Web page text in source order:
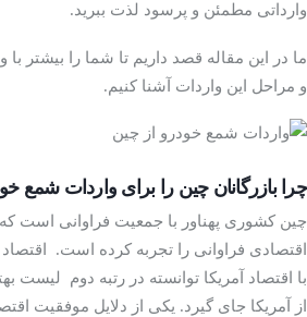
وارداتی مطمئن و پرسود لذت ببرید.
ما در این مقاله قصد داریم تا شما را بیشتر
و مراحل این واردات آشنا کنیم.
چرا بازرگانان چین را برای واردات شمع
چین کشوری پهناور با جمعیت فراوانی است
اقتصادی فراوانی را تجربه کرده است.
با اقتصاد آمریکا توانسته در رتبه دوم لیست
از آمریکا جای گیرد. یکی از دلایل موفقیت